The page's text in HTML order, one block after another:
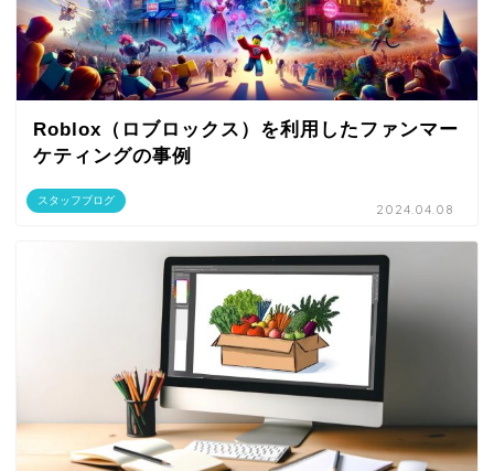
スタッフブログ
Roblox（ロブロックス）を利用したファンマー
ケティングの事例
2024.04.08